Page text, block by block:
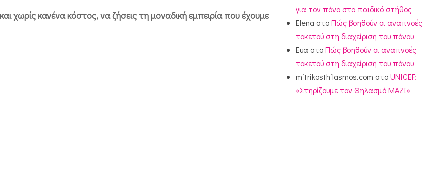
χωρίς κανένα κόστος, να ζήσεις τη μοναδική εμπειρία που έχουμε
για τον πόνο στο παιδικό στήθος
Elena στοΠώς βοηθούν οι αναπνοές
τοκετού στη διαχείριση του πόνου
Ευα στοΠώς βοηθούν οι αναπνοές
τοκετού στη διαχείριση του πόνου
mitrikosthilasmos.com στοUNICEF:
«Στηρίζουμε τον Θηλασμό ΜΑΖΙ»